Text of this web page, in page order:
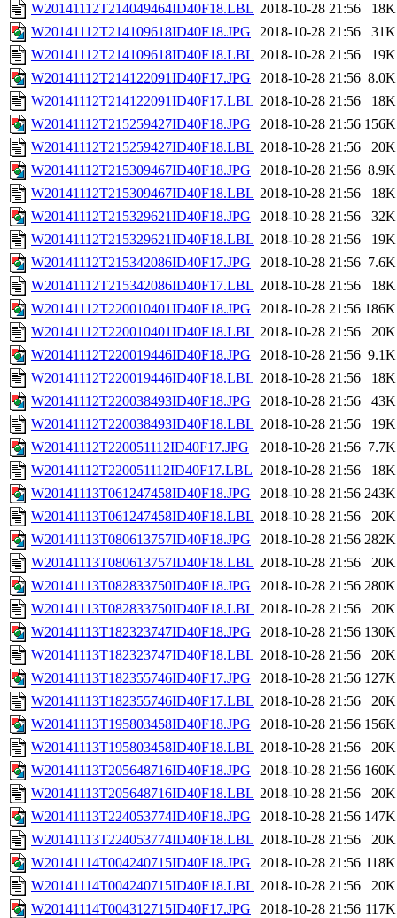
W20141112T214049464ID40F18.LBL 2018-10-28 21:56
18K
W20141112T214109618ID40F18.JPG
2018-10-28 21:56
31K
W20141112T214109618ID40F18.LBL 2018-10-28 21:56
19K
W20141112T214122091ID40F17.JPG
2018-10-28 21:56 8.0K
W20141112T214122091ID40F17.LBL 2018-10-28 21:56
18K
W20141112T215259427ID40F18.JPG
2018-10-28 21:56 156K
W20141112T215259427ID40F18.LBL 2018-10-28 21:56
20K
W20141112T215309467ID40F18.JPG
2018-10-28 21:56 8.9K
W20141112T215309467ID40F18.LBL 2018-10-28 21:56
18K
W20141112T215329621ID40F18.JPG
2018-10-28 21:56
32K
W20141112T215329621ID40F18.LBL 2018-10-28 21:56
19K
W20141112T215342086ID40F17.JPG
2018-10-28 21:56 7.6K
W20141112T215342086ID40F17.LBL 2018-10-28 21:56
18K
W20141112T220010401ID40F18.JPG
2018-10-28 21:56 186K
W20141112T220010401ID40F18.LBL 2018-10-28 21:56
20K
W20141112T220019446ID40F18.JPG
2018-10-28 21:56 9.1K
W20141112T220019446ID40F18.LBL 2018-10-28 21:56
18K
W20141112T220038493ID40F18.JPG
2018-10-28 21:56
43K
W20141112T220038493ID40F18.LBL 2018-10-28 21:56
19K
W20141112T220051112ID40F17.JPG
2018-10-28 21:56 7.7K
W20141112T220051112ID40F17.LBL 2018-10-28 21:56
18K
W20141113T061247458ID40F18.JPG
2018-10-28 21:56 243K
W20141113T061247458ID40F18.LBL 2018-10-28 21:56
20K
W20141113T080613757ID40F18.JPG
2018-10-28 21:56 282K
W20141113T080613757ID40F18.LBL 2018-10-28 21:56
20K
W20141113T082833750ID40F18.JPG
2018-10-28 21:56 280K
W20141113T082833750ID40F18.LBL 2018-10-28 21:56
20K
W20141113T182323747ID40F18.JPG
2018-10-28 21:56 130K
W20141113T182323747ID40F18.LBL 2018-10-28 21:56
20K
W20141113T182355746ID40F17.JPG
2018-10-28 21:56 127K
W20141113T182355746ID40F17.LBL 2018-10-28 21:56
20K
W20141113T195803458ID40F18.JPG
2018-10-28 21:56 156K
W20141113T195803458ID40F18.LBL 2018-10-28 21:56
20K
W20141113T205648716ID40F18.JPG
2018-10-28 21:56 160K
W20141113T205648716ID40F18.LBL 2018-10-28 21:56
20K
W20141113T224053774ID40F18.JPG
2018-10-28 21:56 147K
W20141113T224053774ID40F18.LBL 2018-10-28 21:56
20K
W20141114T004240715ID40F18.JPG
2018-10-28 21:56 118K
W20141114T004240715ID40F18.LBL 2018-10-28 21:56
20K
W20141114T004312715ID40F17.JPG
2018-10-28 21:56 117K